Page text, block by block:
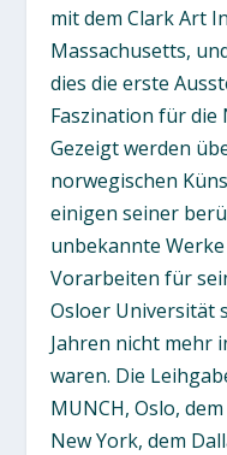
mit dem Clark Art
Massachusetts,
dies die erste
Faszination für die
Gezeigt werden
norwegischen
einigen seiner
unbekannte
Vorarbeiten für
Osloer Universität
Jahren nicht mehr
waren. Die
MUNCH, Oslo,
New York, dem